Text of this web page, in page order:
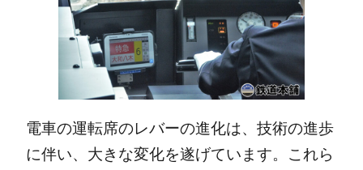
電車の運転席のレバーの進化は、技術の進歩
に伴い、大きな変化を遂げています。これら